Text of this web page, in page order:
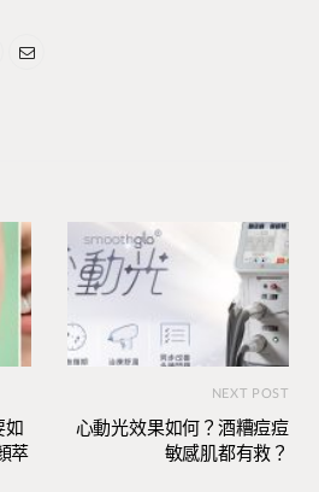
如
萃
NEXT POST
心動光效果如何？酒糟痘痘
敏感肌都有救？